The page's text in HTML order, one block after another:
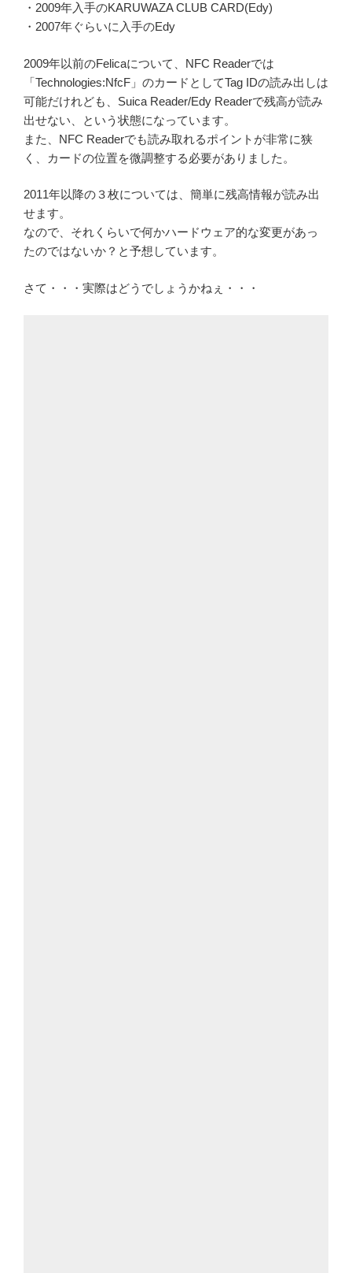
・2009年入手のKARUWAZA CLUB CARD(Edy)
・2007年ぐらいに入手のEdy
2009年以前のFelicaについて、NFC Readerでは
「Technologies:NfcF」のカードとしてTag IDの読み出しは
可能だけれども、Suica Reader/Edy Readerで残高が読み
出せない、という状態になっています。
また、NFC Readerでも読み取れるポイントが非常に狭
く、カードの位置を微調整する必要がありました。
2011年以降の３枚については、簡単に残高情報が読み出
せます。
なので、それくらいで何かハードウェア的な変更があっ
たのではないか？と予想しています。
さて・・・実際はどうでしょうかねぇ・・・